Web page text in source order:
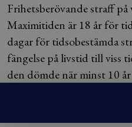
Frihetsberövande straff
Maximitiden är 18 år för
dagar för tidsobestämda
fängelse på livstid till viss
den dömde när minst 10